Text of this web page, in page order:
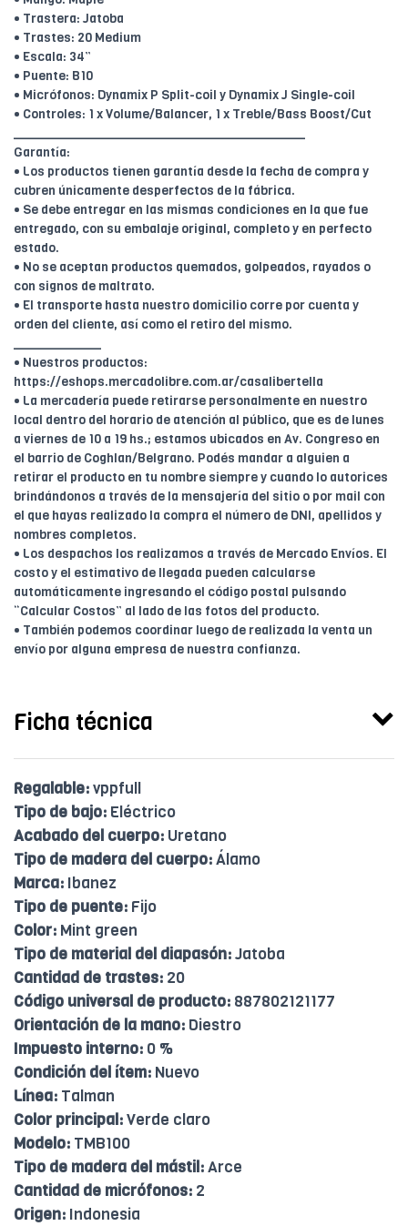
• Trastera: Jatoba
• Trastes: 20 Medium
• Escala: 34”
• Puente: B10
• Micrófonos: Dynamix P Split-coil y Dynamix J Single-coil
• Controles: 1 x Volume/Balancer, 1 x Treble/Bass Boost/Cut
Garantía:
• Los productos tienen garantía desde la fecha de compra y
cubren únicamente desperfectos de la fábrica.
• Se debe entregar en las mismas condiciones en la que fue
entregado, con su embalaje original, completo y en perfecto
estado.
• No se aceptan productos quemados, golpeados, rayados o
con signos de maltrato.
• El transporte hasta nuestro domicilio corre por cuenta y
orden del cliente, así como el retiro del mismo.
• Nuestros productos:
https://eshops.mercadolibre.com.ar/casalibertella
• La mercadería puede retirarse personalmente en nuestro
local dentro del horario de atención al público, que es de lunes
a viernes de 10 a 19 hs.; estamos ubicados en Av. Congreso en
el barrio de Coghlan/Belgrano. Podés mandar a alguien a
retirar el producto en tu nombre siempre y cuando lo autorices
brindándonos a través de la mensajería del sitio o por mail con
el que hayas realizado la compra el número de DNI, apellidos y
nombres completos.
• Los despachos los realizamos a través de Mercado Envíos. El
costo y el estimativo de llegada pueden calcularse
automáticamente ingresando el código postal pulsando
“Calcular Costos” al lado de las fotos del producto.
• También podemos coordinar luego de realizada la venta un
envío por alguna empresa de nuestra confianza.
Ficha técnica
Regalable:vppfull
Tipo de bajo: Eléctrico
Acabado del cuerpo: Uretano
Tipo de madera del cuerpo:Álamo
Marca: Ibanez
Tipo de puente: Fijo
Color: Mint green
Tipo de material del diapasón:Jatoba
Cantidad de trastes: 20
Código universal de producto: 887802121177
Orientación de la mano: Diestro
Impuesto interno: 0 %
Condición del ítem: Nuevo
Línea: Talman
Color principal:Verde claro
Modelo: TMB100
Tipo de madera del mástil:Arce
Cantidad de micrófonos: 2
Origen: Indonesia